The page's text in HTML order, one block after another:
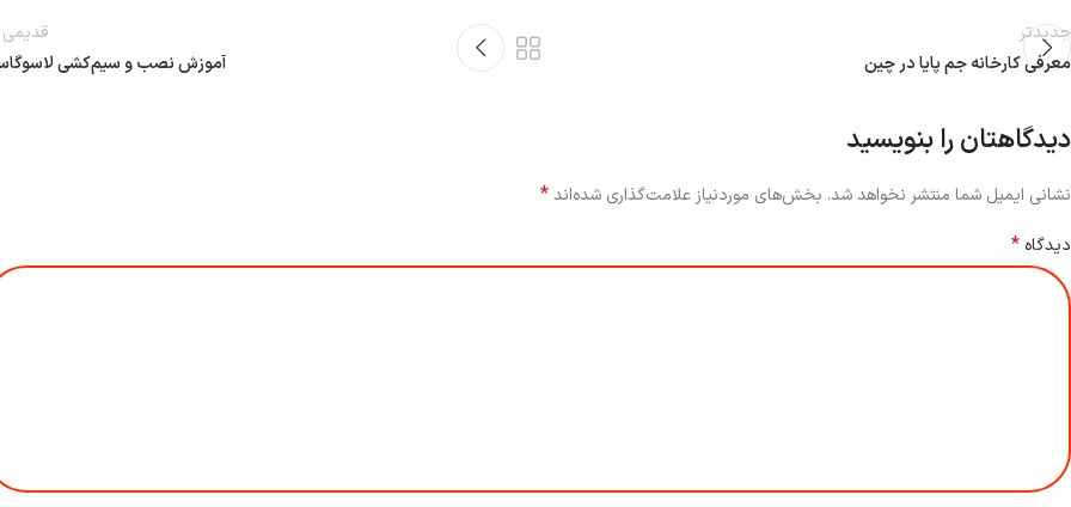
جدیدتر
معرفی کارخانه جم پایا در چین
قدیمی
آموزش نصب و سیم‌کشی
دیدگاهتان را بنویسید
نشانی ایمیل شما منتشر نخواهد شد. بخش‌های موردنیاز علامت‌گذاری شده‌اند*
دیدگاه *